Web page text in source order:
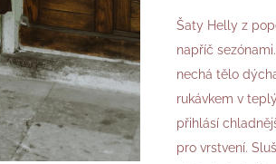
Šaty Helly z
napříč
nechá tělo
rukávkem v
přihlásí
pro vrstvení.